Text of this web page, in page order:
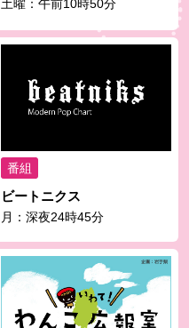
土曜：午前10時50分
番組
ビートニクス
月：深夜24時45分